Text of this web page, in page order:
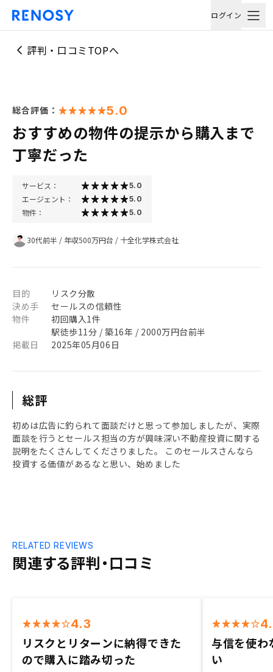
ログイン
評判・口コミTOPへ
総合評価： 5.0
おすすめの物件の提示から購入まで
丁寧だった
サービス： 5.0
エージェント： 5.0
物件： 5.0
30代前半 / 年収500万円台 / 十全化学株式会社
目的
リスク分散
決め手
セールスの信頼性
物件
初回購入1件
駅徒歩11分 / 築16年 / 2000万円台前半
掲載日
2025年05月06日
総評
初めは広告に釣られて面談だけと思って参加しましたが、実際
面談を行うとセールス担当の方が興味深い不動産投資に関する
説明をたくさんしてくださりました。 このセールスさんなら
投資する価値があるなと思い、始めました
関連する評判・口コミ
RELATED REVIEWS
4.3
リスクとリターンに納得できた
ので購入に踏み切った
与信を使わ
い